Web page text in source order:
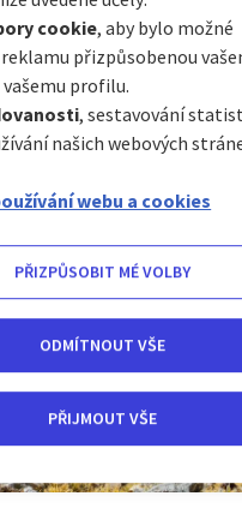
kulturou. Památky,
Čekají na vás
vrcholků And až po
které tady vytvářejí
stojí za to v Peru
cookie, aby bylo možné
přizpůsobenou
profilu.
, sestavování
našich webových
webu a cookies
PŘIZPŮSOBIT MÉ VOLBY
ODMÍTNOUT VŠE
PŘIJMOUT VŠE